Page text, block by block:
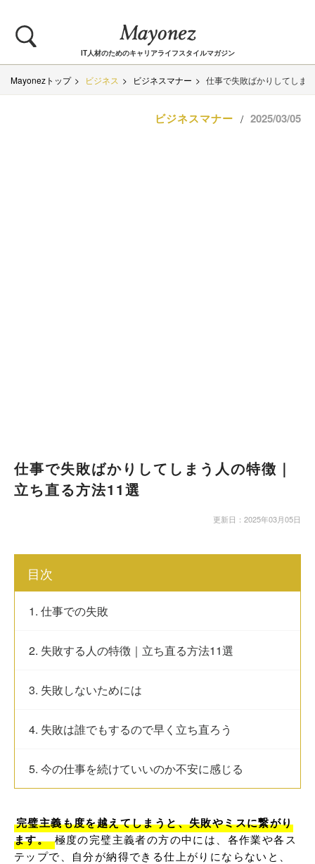
IT人材のためのキャリアライフスタイルマガジン
Mayonezトップ ビジネス ビジネスマナー 仕事で失敗ばかりしてしま
ビジネスマナー / 2025/03/05
仕事で失敗ばかりしてしまう人の特徴｜
立ち直る方法11選
更新日：2025年03月05日
目次
1. 仕事での失敗
2. 失敗する人の特徴｜立ち直る方法11選
3. 失敗しないためには
4. 失敗は誰でもするので早く立ち直ろう
5. 今の仕事を続けていいのか不安に感じる
完璧主義も度を越えてしまうと、失敗やミスに繋がり
ます。 極度の完璧主義者の方の中には、各作業や各ス
テップで、自分が納得できる仕上がりにならないと、